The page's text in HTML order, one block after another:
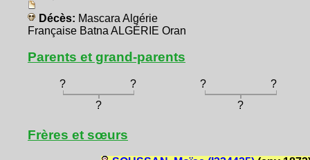
Décès: Mascara Algérie
Française Batna ALGÉRIE Oran
Parents et grand-parents
? ? ?
?
?
?
Frères et sœurs